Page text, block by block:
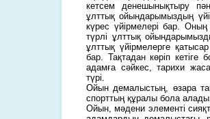
кетсем денешынықтыру
ұлттық ойындарымыздың
күрес үйірмелері бар. Оның
түрлі ұлттық
ұлттық үйірмелерге
бар. Тақтадан көріп кетіге
адамға сәйкес, тарихи
түрі.
Ойын демалыстың, өзара
спорттың құралы бола алады.
Ойын, мәдени элементі